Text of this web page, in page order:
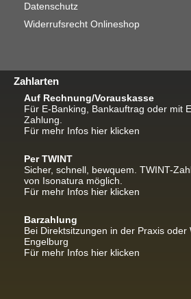
Datenschutz
Widerrufsrecht Onlineshop
Zahlarten
Auf Rechnung/Vorauskasse
Für E-Banking, Bankauftrag oder mit
Zahlung.
Für mehr Infos hier klicken
Per TWINT
Sicher, schnell, bewquem. TWINT-
von Isonatura möglich.
Für mehr Infos hier klicken
Barzahlung
Bei Direktsitzungen in der Praxis oder
Engelburg
Für mehr Infos hier klicken